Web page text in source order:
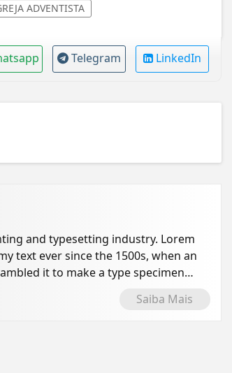
ADVENTISTA
Telegram LinkedIn
and typesetting industry. Lorem
text ever since the 1500s, when an
it to make a type specimen
Saiba Mais